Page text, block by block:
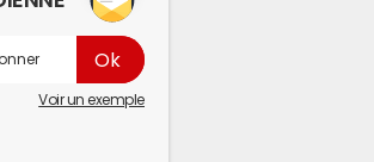
Voir un exemple